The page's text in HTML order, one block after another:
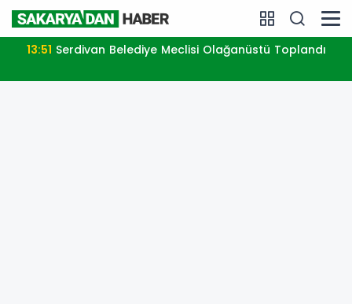
13:51 Serdivan Belediye Meclisi Olağanüstü Toplandı